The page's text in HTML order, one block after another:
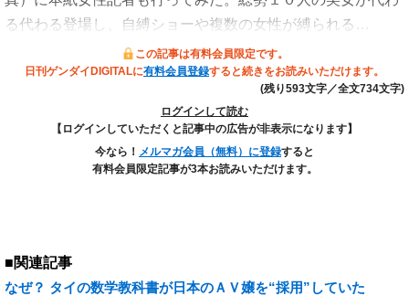
る代わる登場し、自縛ショーや複数の女性が縛られる…
この記事は有料会員限定です。
日刊ゲンダイDIGITALに有料会員登録すると続きをお読みいただけます。
(残り593文字／全文734文字)
ログインして読む
【ログインしていただくと記事中の広告が非表示になります】
今なら！ メルマガ会員（無料）に登録すると
有料会員限定記事が3本お読みいただけます。
■関連記事
なぜ？ タイの数学教科書が日本のＡＶ嬢を“採用”していた